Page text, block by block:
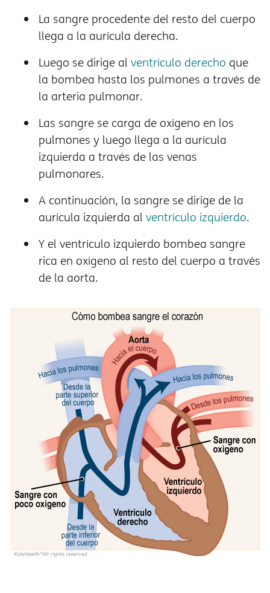
La sangre procedente del resto del cuerpo
llega a la aurícula derecha.
Luego se dirige al ventrículo derecho que
la bombea hasta los pulmones a través de
la arteria pulmonar.
Las sangre se carga de oxígeno en los
pulmones y luego llega a la aurícula
izquierda a través de las venas
pulmonares.
A continuación, la sangre se dirige de la
aurícula izquierda al ventrículo izquierdo.
Y el ventrículo izquierdo bombea sangre
rica en oxígeno al resto del cuerpo a través
de la aorta.